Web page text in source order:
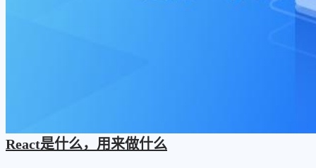
React是什么，用来做什么